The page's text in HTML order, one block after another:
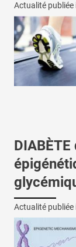
Actualité publiée
Actualité publiée